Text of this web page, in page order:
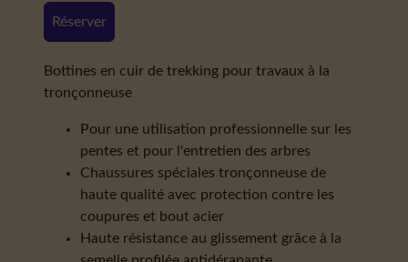
Réserver
Bottines en cuir de trekking pour travaux à la
tronçonneuse
Pour une utilisation professionnelle sur les
pentes et pour l'entretien des arbres
Chaussures spéciales tronçonneuse de
haute qualité avec protection contre les
coupures et bout acier
Haute résistance au glissement grâce à la